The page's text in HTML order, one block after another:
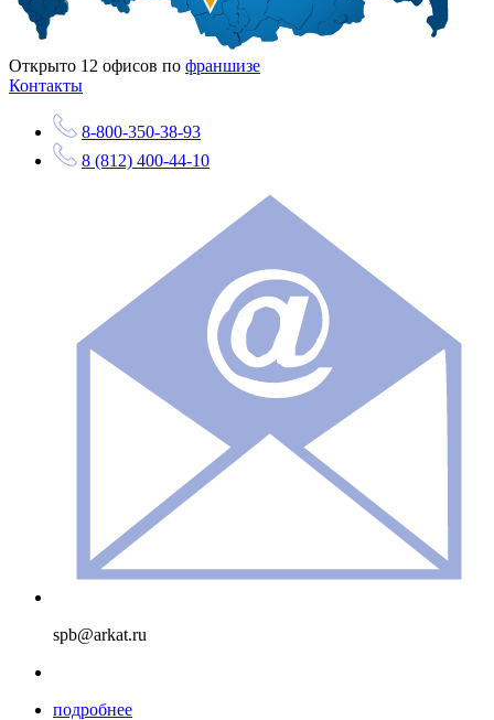
Открыто 12 офисов по франшизе
Контакты
8-800-350-38-93
8 (812) 400-44-10
spb@arkat.ru
подробнее